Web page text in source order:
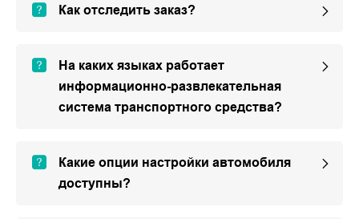
Как отследить заказ?
На каких языках работает
информационно-развлекательная
система транспортного средства?
Какие опции настройки автомобиля
доступны?